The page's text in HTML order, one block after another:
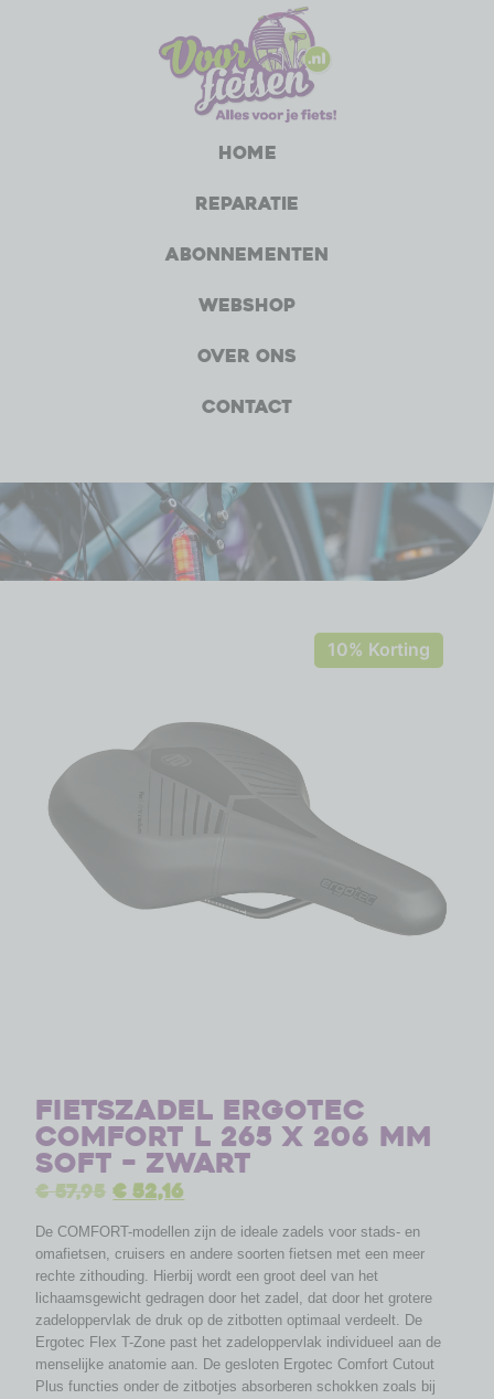
Home
Reparatie
Abonnementen
Webshop
Over ons
Contact
10% Korting
Fietszadel Ergotec
Comfort L 265 x 206 mm
soft – zwart
€57,95 €52,16
De COMFORT-modellen zijn de ideale zadels voor stads- en
omafietsen, cruisers en andere soorten fietsen met een meer
rechte zithouding. Hierbij wordt een groot deel van het
lichaamsgewicht gedragen door het zadel, dat door het grotere
zadeloppervlak de druk op de zitbotten optimaal verdeelt. De
Ergotec Flex T-Zone past het zadeloppervlak individueel aan de
menselijke anatomie aan. De gesloten Ergotec Comfort Cutout
Plus functies onder de zitbotjes absorberen schokken zoals bij